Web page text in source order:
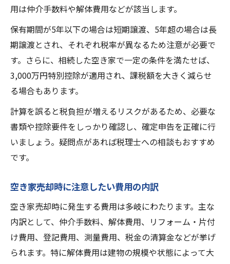
用は仲介手数料や解体費用などが該当します。
保有期間が5年以下の場合は短期譲渡、5年超の場合は長
期譲渡とされ、それぞれ税率が異なるため注意が必要で
す。さらに、相続した空き家で一定の条件を満たせば、
3,000万円特別控除が適用され、課税額を大きく減らせ
る場合もあります。
計算を誤ると税負担が増えるリスクがあるため、必要な
書類や控除要件をしっかり確認し、確定申告を正確に行
いましょう。疑問点があれば税理士への相談もおすすめ
です。
空き家売却時に注意したい費用の内訳
空き家売却時に発生する費用は多岐にわたります。主な
内訳として、仲介手数料、解体費用、リフォーム・片付
け費用、登記費用、測量費用、税金の清算金などが挙げ
られます。特に解体費用は建物の規模や状態によって大